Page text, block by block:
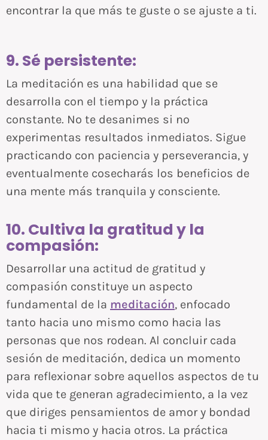
encontrar la que más te guste o se ajuste a ti.
9. Sé persistente:
La meditación es una habilidad que se
desarrolla con el tiempo y la práctica
constante. No te desanimes si no
experimentas resultados inmediatos. Sigue
practicando con paciencia y perseverancia, y
eventualmente cosecharás los beneficios de
una mente más tranquila y consciente.
10. Cultiva la gratitud y la
compasión:
Desarrollar una actitud de gratitud y
compasión constituye un aspecto
fundamental de la meditación, enfocado
tanto hacia uno mismo como hacia las
personas que nos rodean. Al concluir cada
sesión de meditación, dedica un momento
para reflexionar sobre aquellos aspectos de tu
vida que te generan agradecimiento, a la vez
que diriges pensamientos de amor y bondad
hacia ti mismo y hacia otros. La práctica